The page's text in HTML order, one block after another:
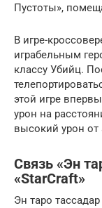
Пустоты»,
В игре-
играбельным
классу Убийц.
этой игре
урон на
высокий урон от
Связь «Эн
«StarCraft»
Эн таро